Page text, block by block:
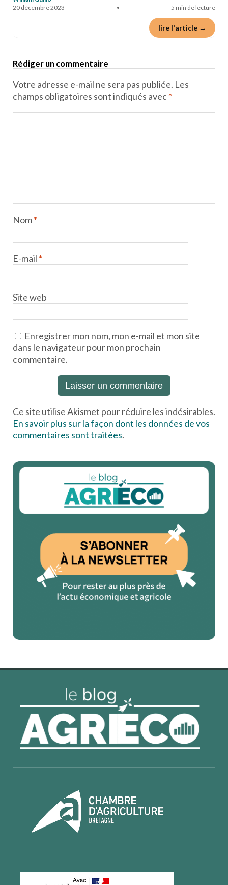
20 décembre 2023
• 5 min de lecture
lire l'article →
Rédiger un commentaire
Votre adresse e-mail ne sera pas publiée. Les
champs obligatoires sont indiqués avec*
Nom*
E-mail *
Site web
Enregistrer mon nom, mon e-mail et mon site
dans le navigateur pour mon prochain
commentaire.
Ce site utilise Akismet pour réduire les indésirables.
En savoir plus sur la façon dont les données de vos
commentaires sont traitées.